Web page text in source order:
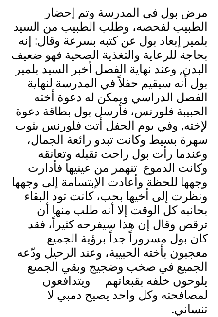
مرض بول في المدرسة وتم إحضار
الطبيب لفحصه، وطلب الطبيب من السيد
بلمير إبعاد بول عن كتبه بسرعة وقال: إنه
بحاجة للرعاية والتغذية الصحية فهو ضعيف
البدن, وعند نهاية الفصل أخبر السيد بلمير
بول أنه سيقيم حفلاً في المدرسة لنهاية
الفصل الدراسي ويمكن له دعوة أخته
الحبيبة فلورنس، فأرسل بول بطاقة دعوة
لإخته, وفي يوم الحفل أتت فلورنس بثوب
سهرة بسيط وكانت تبدو رائعة الجمال،
وعندما رأت بول راحت تقبله وتعانقه
وكانت الدموع تنهمر من عينيها فأدارت
وجهها للحظة وأعادت الإبتسامة إلى وجهها
ونظرت إلى أخيها بحب، كانت تود البقاء
بجانبه كل الوقت إلا أنه طلب منها أن
ترقص وقال إن هذا سيفرحه كثيراً، فقد
كان بول مسروراً جداً برؤية الجميع
معجبون بأخته الحبيبة، وعند الرحيل ودّعه
الجميع في صخب وضجيج وبقي الجميع
يلوحون خلفه بقبعاتهم ويتدافعون
لمصافحته وكل واحد يصيح دمبي لا
تنساني.